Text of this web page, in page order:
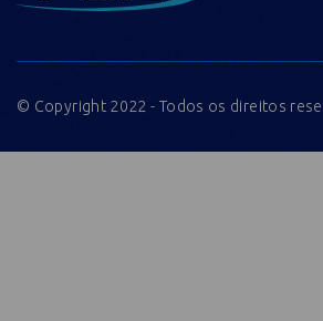
© Copyright 2022 - Todos os direitos